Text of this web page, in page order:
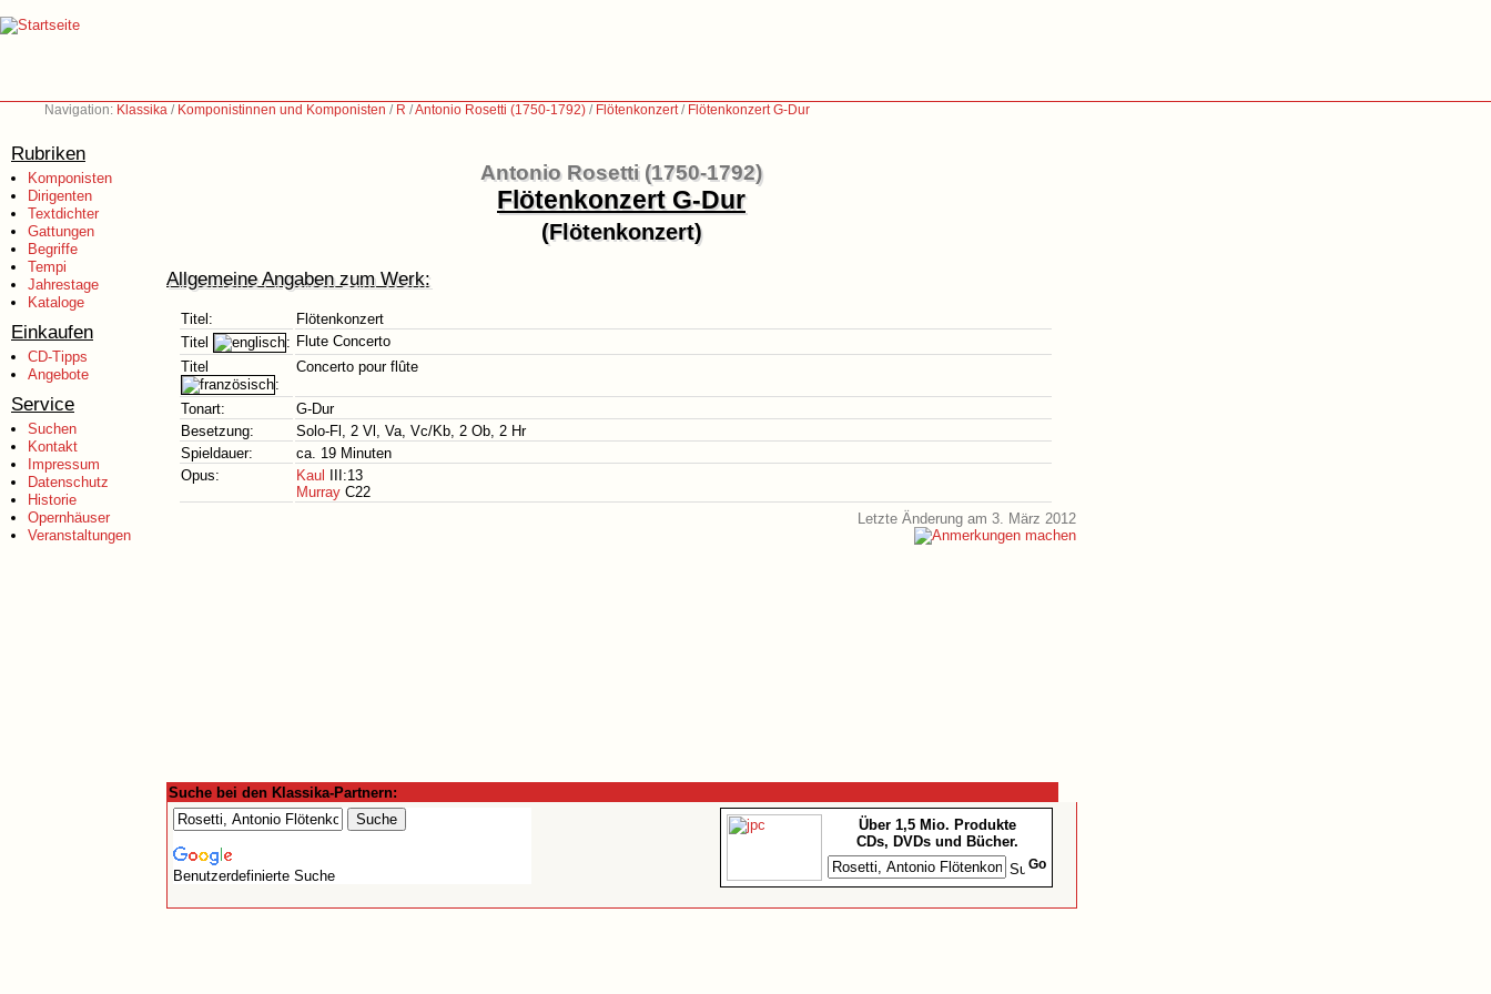
Navigation: Klassika / Komponistinnen und Komponisten / R /Antonio Rosetti (1750-1792) / Flötenkonzert/ Flötenkonzert G-Dur
Rubriken
Komponisten
Dirigenten
Textdichter
Gattungen
Begriffe
Tempi
Jahrestage
Kataloge
Einkaufen
CD-Tipps
Angebote
Service
Suchen
Kontakt
Impressum
Datenschutz
Historie
Opernhäuser
Veranstaltungen
Antonio Rosetti (1750-1792)
Flötenkonzert G-Dur
(Flötenkonzert)
Allgemeine Angaben zum Werk:
Titel:
Flötenkonzert
Titel
: Flute Concerto
Titel
:
Concerto pour flûte
Tonart:
G-Dur
Besetzung:
Solo-Fl, 2 Vl, Va, Vc/Kb, 2 Ob, 2 Hr
Spieldauer:
ca. 19 Minuten
Opus:
Kaul
III:13
Murray C22
Letzte Änderung am 3. März 2012
Suche bei den Klassika-Partnern:
Benutzerdefinierte Suche
Über 1,5 Mio. Produkte
CDs, DVDs und Bücher.
Go